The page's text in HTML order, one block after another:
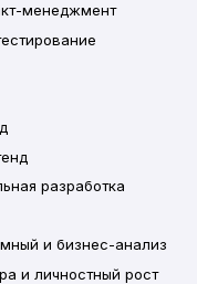
менеджмент
разработка
и бизнес-анализ
и личностный рост